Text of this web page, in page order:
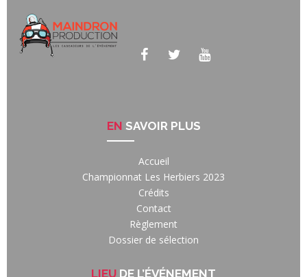
EN SAVOIR PLUS
Accueil
Championnat Les Herbiers 2023
Crédits
Contact
Règlement
Dossier de sélection
LIEU DE L’ÉVÉNEMENT